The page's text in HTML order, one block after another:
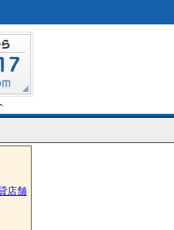
店舗